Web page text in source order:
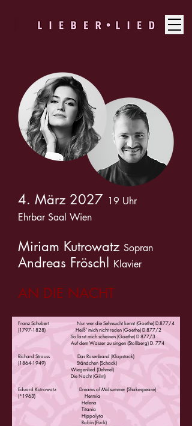
4. März 2027 19 Uhr
Ehrbar Saal Wien
Miriam Kutrowatz Sopran
Andreas Fröschl Klavier
AN DIE NACHT
Franz Schubert Nur wer die Sehnsucht kennt (Goethe) D.877/4
(1797-1828) Heiß‘ mich nicht reden (Goethe) D.877/2
So lasst mich scheinen (Goethe) D.877/3
Auf dem Wasser zu singen (Stollberg) D. 774
Richard Strauss Das Rosenband (Klopstock)
(1864-1949) Ständchen (Schack)
Wiegenlied (Dehmel)
Die Nacht (Gilm)
Eduard Kutrowatz Dreams of Midsummer (Shakespeare)
(*1963) Hermia
Helena
Titania
Hippolyta
Robin (Puck)